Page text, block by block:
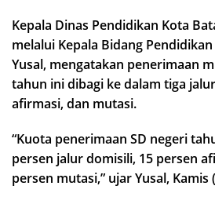
Kepala Dinas Pendidikan Kota
melalui Kepala Bidang
Yusal, mengatakan penerimaan
tahun ini dibagi ke dalam tiga
afirmasi, dan mutasi.
“Kuota penerimaan SD negeri
persen jalur domisili, 15 persen
persen mutasi,” ujar Yusal, Kamis